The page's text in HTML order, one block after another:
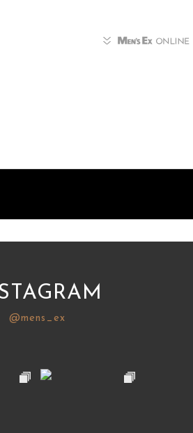
@mens_ex